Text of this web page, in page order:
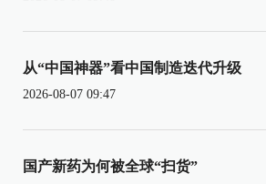
从“中国神器”看中国制造迭代升级
2026-08-07 09:47
国产新药为何被全球“扫货”